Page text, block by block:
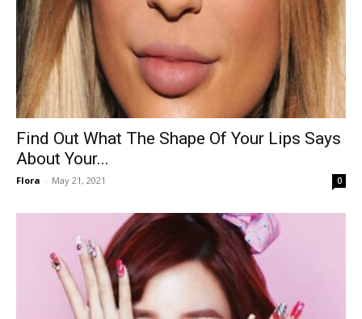
Find Out What The Shape Of Your Lips Says
About Your...
Flora - May 21, 2021 0